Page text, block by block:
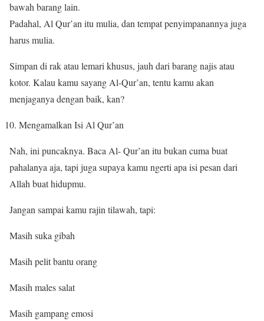
bawah barang lain.
Padahal, Al Qur’an itu mulia, dan tempat penyimpanannya juga
harus mulia.
Simpan di rak atau lemari khusus, jauh dari barang najis atau
kotor. Kalau kamu sayang Al-Qur’an, tentu kamu akan
menjaganya dengan baik, kan?
Mengamalkan Isi Al Qur’an
Nah, ini puncaknya. Baca Al- Qur’an itu bukan cuma buat
pahalanya aja, tapi juga supaya kamu ngerti apa isi pesan dari
Allah buat hidupmu.
Jangan sampai kamu rajin tilawah, tapi:
Masih suka gibah
Masih pelit bantu orang
Masih males salat
Masih gampang emosi